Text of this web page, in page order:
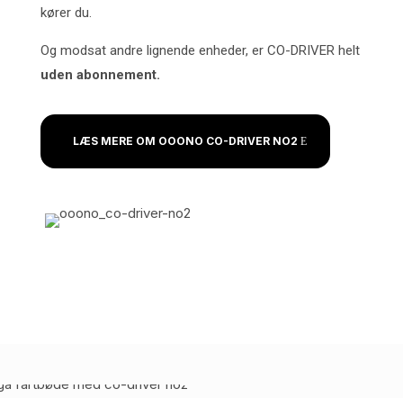
kører du.
Og modsat andre lignende enheder, er CO-DRIVER helt
uden abonnement.
LÆS MERE OM OOONO CO-DRIVER NO2